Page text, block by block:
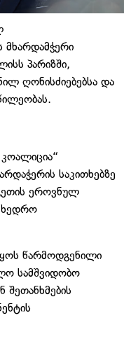
მხარდამჭერი
პარიზში,
ღონისძიებებსა და
საკითხებზე
ეროვნულ
წარმოდგენილი
სამშვიდობო
შეთანხმების